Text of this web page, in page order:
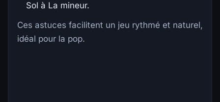
Sol à La mineur.
Ces astuces facilitent un jeu rythmé et naturel,
idéal pour la pop.